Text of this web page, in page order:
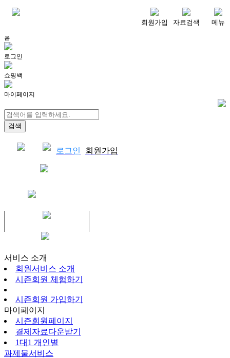
회원가입 자료검색 메뉴
홈
로그인
쇼핑백
마이페이지
로그인 회원가입
서비스 소개
회원서비스 소개
시즌회원 체험하기
시즌회원 가입하기
마이페이지
시즌회원페이지
결제자료다운받기
1대1 개인별
과제물서비스